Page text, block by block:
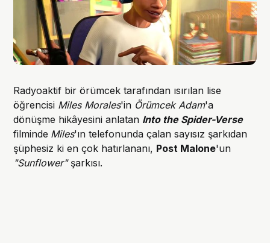
Radyoaktif bir örümcek tarafından ısırılan lise
öğrencisi Miles Morales'in Örümcek Adam'a
dönüşme hikâyesini anlatan Into the Spider-Verse
filminde Miles'ın telefonunda çalan sayısız şarkıdan
şüphesiz ki en çok hatırlananı, Post Malone'un
"Sunflower" şarkısı.